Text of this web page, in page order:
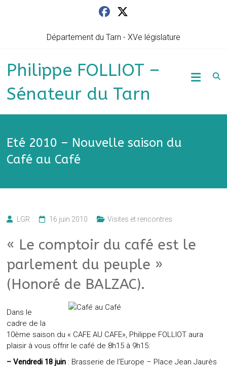
Département du Tarn - XVe législature
Philippe FOLLIOT –
Sénateur du Tarn
Eté 2010 – Nouvelle saison du
Café au Café
LGR 16 juin 2010 Visites et rencontres
« Le comptoir du café est le
parlement du peuple »
(Honoré de BALZAC).
Dans le
cadre de la
10ème saison du « CAFE AU CAFE», Philippe FOLLIOT aura
plaisir à vous offrir le café de 8h15 à 9h15:
– Vendredi 18 juin : Brasserie de l’Europe – Place Jean Jaurès